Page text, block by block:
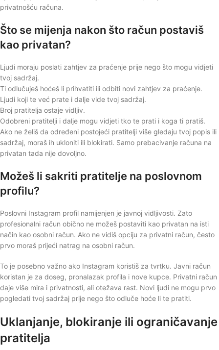
privatnošću računa.
Što se mijenja nakon što račun postaviš
kao privatan?
Ljudi moraju poslati zahtjev za praćenje prije nego što mogu vidjeti
tvoj sadržaj.
Ti odlučuješ hoćeš li prihvatiti ili odbiti novi zahtjev za praćenje.
Ljudi koji te već prate i dalje vide tvoj sadržaj.
Broj pratitelja ostaje vidljiv.
Odobreni pratitelji i dalje mogu vidjeti tko te prati i koga ti pratiš.
Ako ne želiš da određeni postojeći pratitelji više gledaju tvoj popis ili
sadržaj, moraš ih ukloniti ili blokirati. Samo prebacivanje računa na
privatan tada nije dovoljno.
Možeš li sakriti pratitelje na poslovnom
profilu?
Poslovni Instagram profil namijenjen je javnoj vidljivosti. Zato
profesionalni račun obično ne možeš postaviti kao privatan na isti
način kao osobni račun. Ako ne vidiš opciju za privatni račun, često
prvo moraš prijeći natrag na osobni račun.
To je posebno važno ako Instagram koristiš za tvrtku. Javni račun
koristan je za doseg, pronalazak profila i nove kupce. Privatni račun
daje više mira i privatnosti, ali otežava rast. Novi ljudi ne mogu prvo
pogledati tvoj sadržaj prije nego što odluče hoće li te pratiti.
Uklanjanje, blokiranje ili ograničavanje
pratitelja